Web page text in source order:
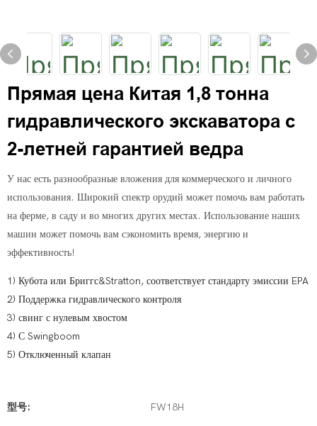
Прямая цена Китая 1,8 тонна
гидравлического экскаватора с
2-летней гарантией ведра
У нас есть разнообразные вложения для коммерческого и личного
использования. Широкий спектр орудий может помочь вам работать
на ферме, в саду и во многих других местах. Использование наших
машин может помочь вам сэкономить время, энергию и
эффективность!
1) Кубота или Бриггс&Stratton, соответствует стандарту эмиссии EPA
2) Поддержка гидравлического контроля
3) свинг с нулевым хвостом
4) С Swingboom
5) Отключенный клапан
型号: FW18H